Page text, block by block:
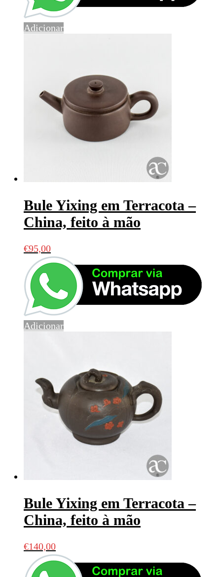
Adicionar
Bule Yixing em Terracota –
China, feito à mão
€95,00
Adicionar
Bule Yixing em Terracota –
China, feito à mão
€140,00